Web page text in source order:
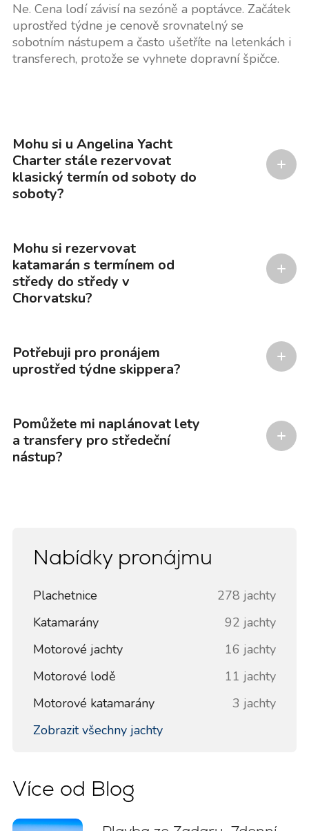
Ne. Cena lodí závisí na sezóně a poptávce. Začátek
uprostřed týdne je cenově srovnatelný se
sobotním nástupem a často ušetříte na letenkách i
transferech, protože se vyhnete dopravní špičce.
Mohu si u Angelina Yacht
Charter stále rezervovat
klasický termín od soboty do
soboty?
Mohu si rezervovat
katamarán s termínem od
středy do středy v
Chorvatsku?
Potřebuji pro pronájem
uprostřed týdne skippera?
Pomůžete mi naplánovat lety
a transfery pro středeční
nástup?
Nabídky pronájmu
Plachetnice
278 jachty
Katamarány
92 jachty
Motorové jachty
16 jachty
Motorové lodě
11 jachty
Motorové katamarány
3 jachty
Zobrazit všechny jachty
Více od Blog